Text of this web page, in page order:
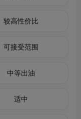
较高性价比
可接受范围
中等出油
适中